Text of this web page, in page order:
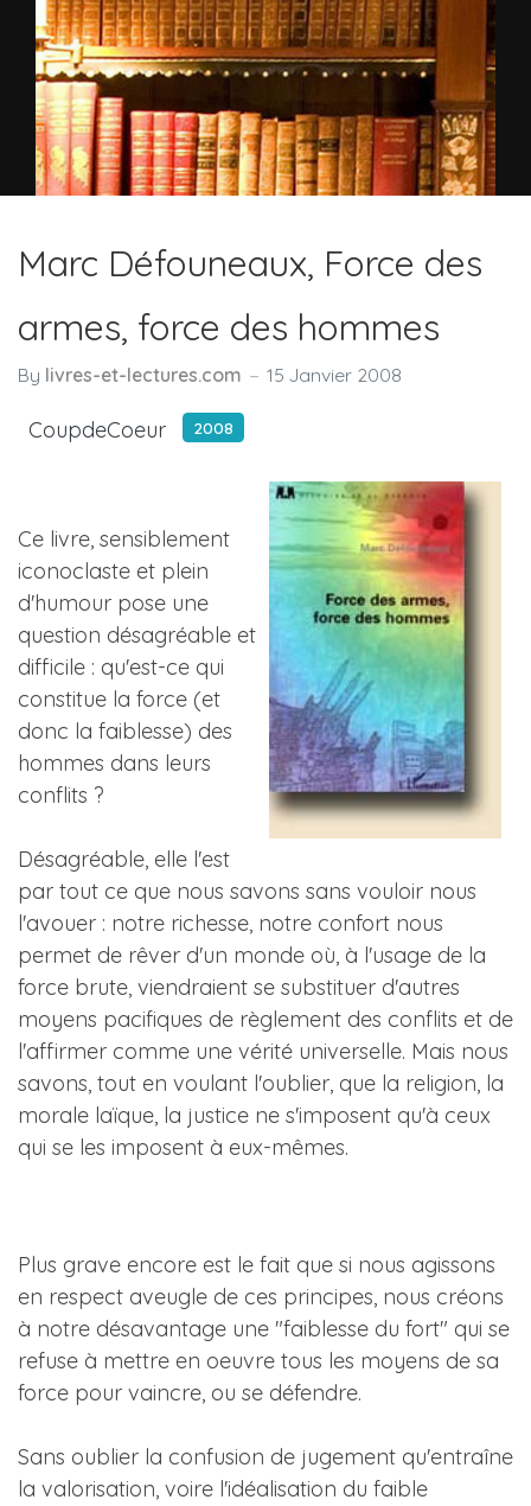
Marc Défouneaux, Force des
armes, force des hommes
By livres-et-lectures.com 15 Janvier 2008
CoupdeCoeur 2008
Ce livre, sensiblement
iconoclaste et plein
d'humour pose une
question désagréable et
difficile : qu'est-ce qui
constitue la force (et
donc la faiblesse) des
hommes dans leurs
conflits ?
Désagréable, elle l'est
par tout ce que nous savons sans vouloir nous
l'avouer : notre richesse, notre confort nous
permet de rêver d'un monde où, à l'usage de la
force brute, viendraient se substituer d'autres
moyens pacifiques de règlement des conflits et de
l'affirmer comme une vérité universelle. Mais nous
savons, tout en voulant l'oublier, que la religion, la
morale laïque, la justice ne s'imposent qu'à ceux
qui se les imposent à eux-mêmes.
Plus grave encore est le fait que si nous agissons
en respect aveugle de ces principes, nous créons
à notre désavantage une "faiblesse du fort" qui se
refuse à mettre en oeuvre tous les moyens de sa
force pour vaincre, ou se défendre.
Sans oublier la confusion de jugement qu'entraîne
la valorisation, voire l'idéalisation du faible